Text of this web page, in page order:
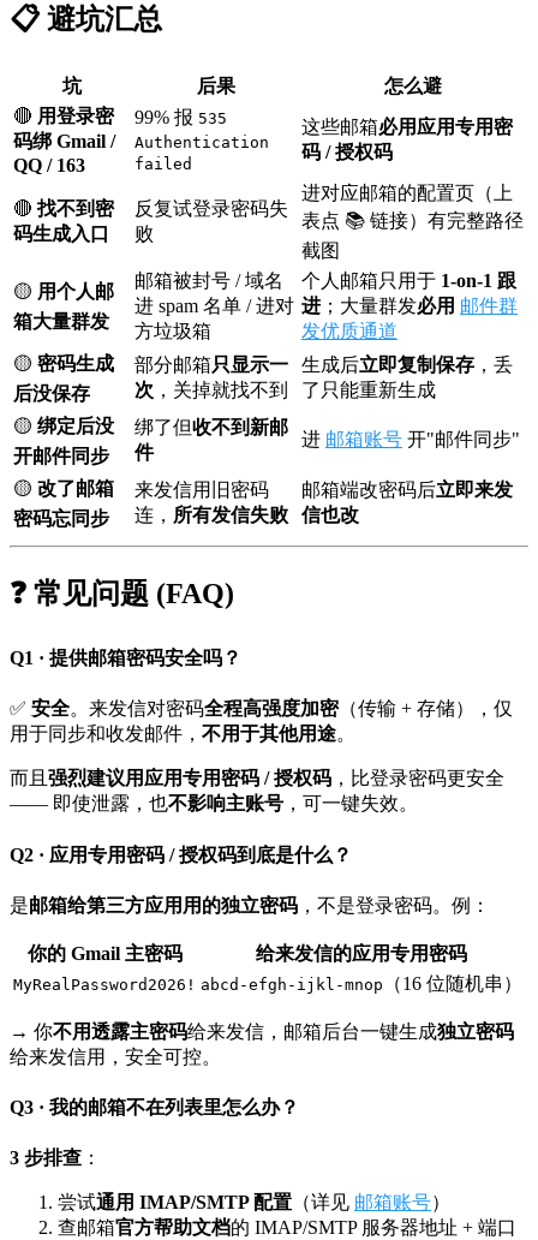
📋 避坑汇总
坑 后果
怎么避
🔴 用登录密
码绑 Gmail /
QQ / 163
99% 报 535
Authentication
failed
这些邮箱必用应用专用密
码 / 授权码
🔴 找不到密
码生成入口
反复试登录密码失
败
进对应邮箱的配置页（上
表点 📚 链接）有完整路径
截图
🟡 用个人邮
箱大量群发
邮箱被封号 / 域名
进 spam 名单 / 进对
方垃圾箱
个人邮箱只用于 1-on-1 跟
进 ；大量群发必用 邮件群
发优质通道
🟡 密码生成
后没保存
部分邮箱只显示一
次 ，关掉就找不到
生成后立即复制保存 ，丢
了只能重新生成
🟡 绑定后没
开邮件同步
绑了但收不到新邮
件
进 邮箱账号 开"邮件同步"
🟡 改了邮箱
密码忘同步
来发信用旧密码
连， 所有发信失败
邮箱端改密码后立即来发
信也改
❓ 常见问题 (FAQ)
Q1 · 提供邮箱密码安全吗？
✅ 安全。来发信对密码全程高强度加密（传输 + 存储），仅
用于同步和收发邮件， 不用于其他用途。
而且 强烈建议用应用专用密码 / 授权码 ，比登录密码更安全
—— 即使泄露，也不影响主账号 ，可一键失效。
Q2 · 应用专用密码 / 授权码到底是什么？
是邮箱给第三方应用用的独立密码 ，不是登录密码。例：
你的 Gmail 主密码 给来发信的应用专用密码
MyRealPassword2026! abcd-efgh-ijkl-mnop （16 位随机串）
→ 你不用透露主密码给来发信，邮箱后台一键生成独立密码
给来发信用，安全可控。
Q3 · 我的邮箱不在列表里怎么办？
3 步排查 ：
尝试通用 IMAP/SMTP 配置 （详见 邮箱账号）
查邮箱官方帮助文档的 IMAP/SMTP 服务器地址 + 端口